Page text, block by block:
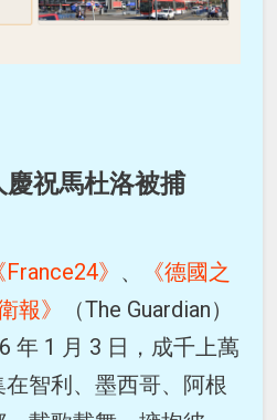
祝馬杜洛被捕
France24》 、
《德國之
報》
（The Guardian）
年 1 月 3 日，成千上萬
智利、墨西哥、阿根